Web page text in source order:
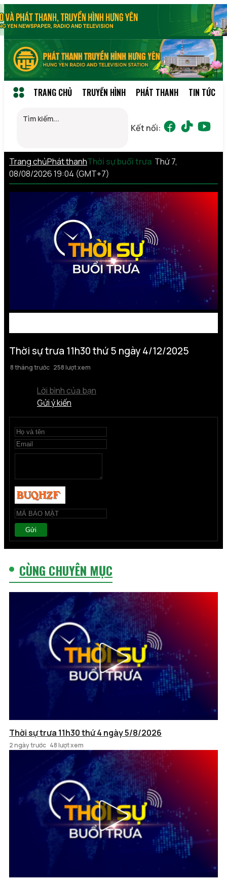
TRANG CHỦ TRUYỀN HÌNH PHÁT THANH TIN TỨC
Kết nối:
Trang chủPhát thanhThời sự buổi trưa Thứ 7,
08/08/2026 19:04 (GMT+7)
Thời sự trưa 11h30 thứ 5 ngày 4/12/2025
8 tháng trước 258 lượt xem
Lời bình của bạn
Gửi ý kiến
Gửi
CÙNG CHUYÊN MỤC
Thời sự trưa 11h30 thứ 4 ngày 5/8/2026
2 ngày trước 48 lượt xem